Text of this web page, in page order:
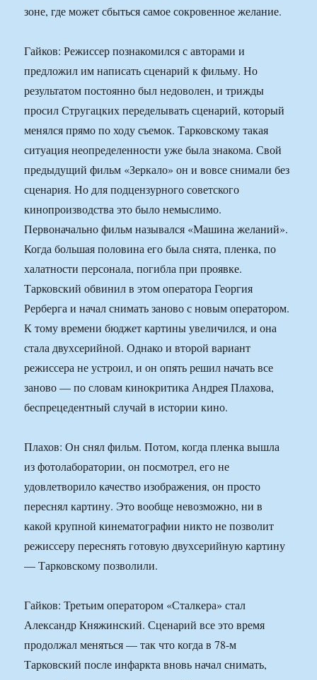
зоне, где может сбыться самое сокровенное желание.
Гайков: Режиссер познакомился с авторами и
предложил им написать сценарий к фильму. Но
результатом постоянно был недоволен, и трижды
просил Стругацких переделывать сценарий, который
менялся прямо по ходу съемок. Тарковскому такая
ситуация неопределенности уже была знакома. Свой
предыдущий фильм «Зеркало» он и вовсе снимали без
сценария. Но для подцензурного советского
кинопроизводства это было немыслимо.
Первоначально фильм назывался «Машина желаний».
Когда большая половина его была снята, пленка, по
халатности персонала, погибла при проявке.
Тарковский обвинил в этом оператора Георгия
Рерберга и начал снимать заново с новым оператором.
К тому времени бюджет картины увеличился, и она
стала двухсерийной. Однако и второй вариант
режиссера не устроил, и он опять решил начать все
заново — по словам кинокритика Андрея Плахова,
беспрецедентный случай в истории кино.
Плахов: Он снял фильм. Потом, когда пленка вышла
из фотолаборатории, он посмотрел, его не
удовлетворило качество изображения, он просто
переснял картину. Это вообще невозможно, ни в
какой крупной кинематографии никто не позволит
режиссеру переснять готовую двухсерийную картину
— Тарковскому позволили.
Гайков: Третьим оператором «Сталкера» стал
Александр Княжинский. Сценарий все это время
продолжал меняться — так что когда в 78-м
Тарковский после инфаркта вновь начал снимать,